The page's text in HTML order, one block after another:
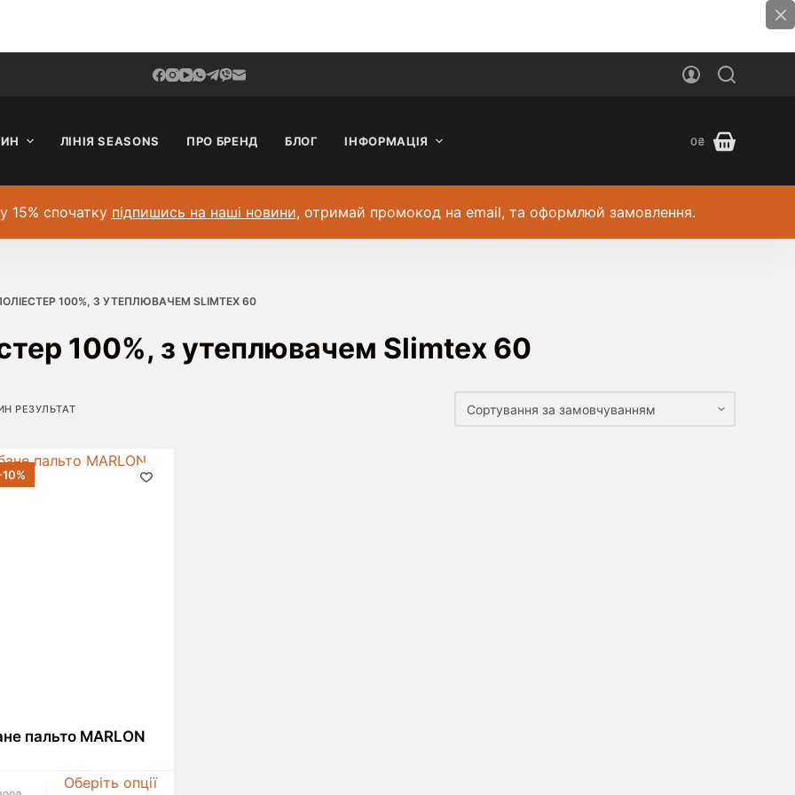
ЛІНІЯ SEASONS ПРО БРЕНД БЛОГ ІНФОРМАЦІЯ 0₴
спочатку підпишись на наші новини, отримай промокод на email, та оформлюй замовлення.
100%, З УТЕПЛЮВАЧЕМ SLIMTEX 60
100%, з утеплювачем Slimtex 60
РЕЗУЛЬТАТ
пальто MARLON
Оберіть опції